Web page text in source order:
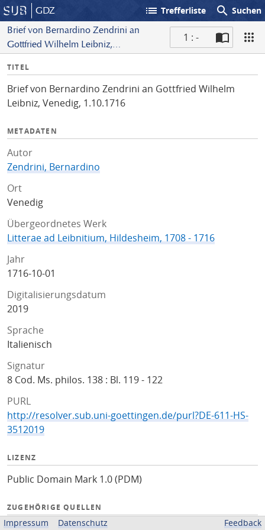
GDZ list Trefferliste search Suchen
Brief von Bernardino Zendrini an
Gottfried Wilhelm Leibniz,
1 : -
I
f
o
TITEL
Brief von Bernardino Zendrini an Gottfried Wilhelm
Leibniz, Venedig, 1.10.1716
METADATEN
Autor
Zendrini, Bernardino
Ort
Venedig
Übergeordnetes Werk
Litterae ad Leibnitium, Hildesheim, 1708 - 1716
Jahr
1716-10-01
Digitalisierungsdatum
2019
Sprache
Italienisch
Signatur
8 Cod. Ms. philos. 138 : Bl. 119 - 122
PURL
http://resolver.sub.uni-goettingen.de/purl?DE-611-HS-
3512019
LIZENZ
Public Domain Mark 1.0 (PDM)
ZUGEHÖRIGE QUELLEN
Impressum Datenschutz Feedback